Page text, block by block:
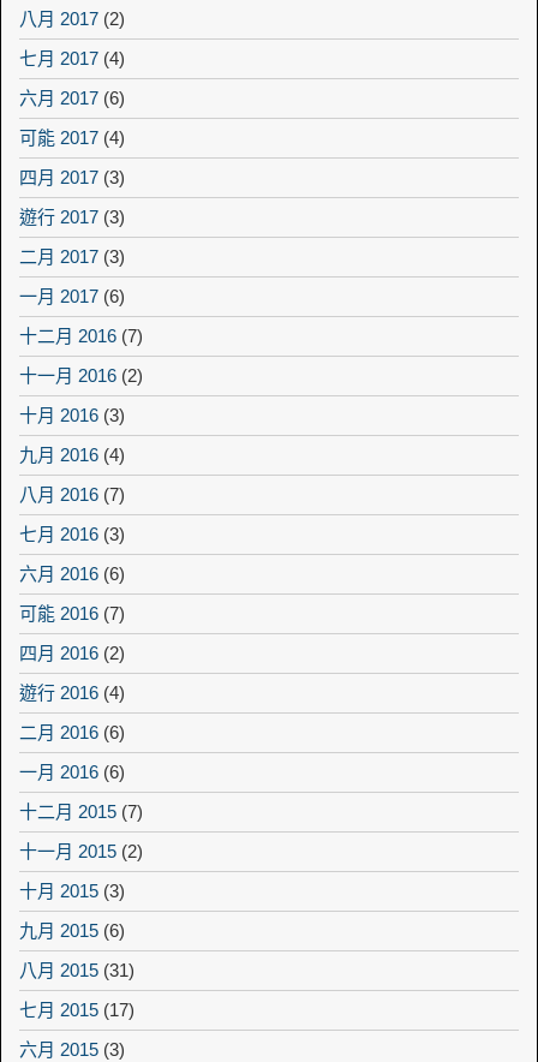
八月 2017 (2)
七月 2017 (4)
六月 2017 (6)
可能 2017 (4)
四月 2017 (3)
遊行 2017 (3)
二月 2017 (3)
一月 2017 (6)
十二月 2016 (7)
十一月 2016 (2)
十月 2016 (3)
九月 2016 (4)
八月 2016 (7)
七月 2016 (3)
六月 2016 (6)
可能 2016 (7)
四月 2016 (2)
遊行 2016 (4)
二月 2016 (6)
一月 2016 (6)
十二月 2015 (7)
十一月 2015 (2)
十月 2015 (3)
九月 2015 (6)
八月 2015 (31)
七月 2015 (17)
六月 2015 (3)